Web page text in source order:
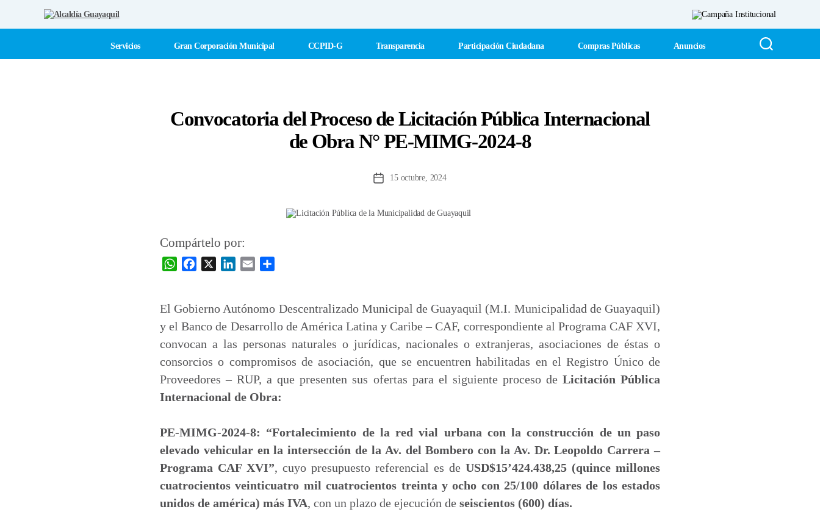
Servicios
Gran Corporación Municipal CCPID-G Transparencia Participación Ciudadana Compras Públicas Anuncios
Convocatoria del Proceso de Licitación Pública Internacional
de Obra N° PE-MIMG-2024-8
Fecha
entrada
15 octubre, 2024
Compártelo por:
W
t
s
p
p
e
b
o
k
X
L
k
e
I
n
i
l
p
a
t
i
r
El Gobierno Autónomo Descentralizado Municipal de Guayaquil (M.I. Municipalidad de Guayaquil)
y el Banco de Desarrollo de América Latina y Caribe – CAF, correspondiente al Programa CAF XVI,
convocan a las personas naturales o jurídicas, nacionales o extranjeras, asociaciones de éstas o
consorcios o compromisos de asociación, que se encuentren habilitadas en el Registro Único de
Proveedores – RUP, a que presenten sus ofertas para el siguiente proceso de Licitación Pública
Internacional de Obra:
PE-MIMG-2024-8: “Fortalecimiento de la red vial urbana con la construcción de un paso
elevado vehicular en la intersección de la Av. del Bombero con la Av. Dr. Leopoldo Carrera –
Programa CAF XVI”, cuyo presupuesto referencial es de USD$15’424.438,25 (quince millones
cuatrocientos veinticuatro mil cuatrocientos treinta y ocho con 25/100 dólares de los estados
unidos de américa) más IVA, con un plazo de ejecución de seiscientos (600) días.